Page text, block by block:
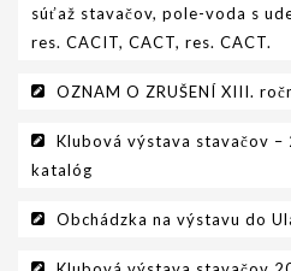
súťaž stavačov, pole-voda s
res. CACIT, CACT, res. CACT.
OZNAM O ZRUŠENÍ XIII.
Klubová výstava stavačov
katalóg
Obchádzka na výstavu do